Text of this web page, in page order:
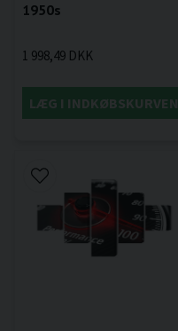
1950s
1 998,49 DKK
LÆG I INDKØBSKURVEN